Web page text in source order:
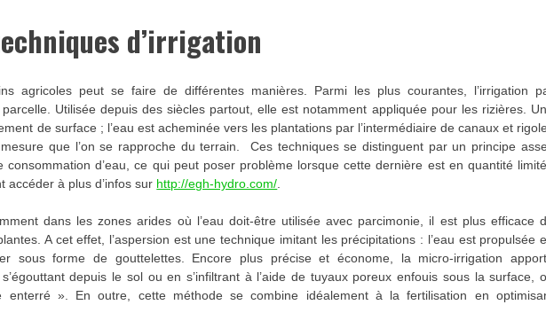
d’irrigation
agricoles peut se faire de différentes manières. Parmi les plus courantes, l’irrigation
Utilisée depuis des siècles partout, elle est notamment appliquée pour les rizières.
de surface ; l’eau est acheminée vers les plantations par l’intermédiaire de canaux et
que l’on se rapproche du terrain. Ces techniques se distinguent par un principe
d’eau, ce qui peut poser problème lorsque cette dernière est en quantité
accéder à plus d’infos sur http://egh-hydro.com/
dans les zones arides où l’eau doit-être utilisée avec parcimonie, il est plus efficace
A cet effet, l’aspersion est une technique imitant les précipitations : l’eau est propulsée
sous forme de gouttelettes. Encore plus précise et économe, la micro-irrigation
depuis le sol ou en s’infiltrant à l’aide de tuyaux poreux enfouis sous la surface,
enterré ». En outre, cette méthode se combine idéalement à la fertilisation en